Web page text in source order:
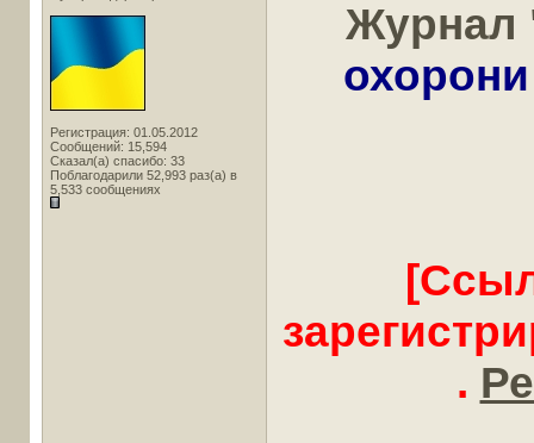
Регистрация: 01.05.2012
Сообщений: 15,594
Сказал(а) спасибо: 33
Поблагодарили 52,993 раз(а) в
5,533 сообщениях
Журнал
охорони
.